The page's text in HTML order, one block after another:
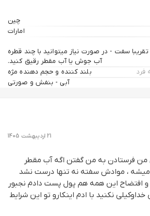
چین
امارات
سفت - در صورت نیاز میتوانید با چند قطره
آب جوش یا آب مقطر رقیق کنید.
فرد
بلند کننده و حجم دهنده مژه
آبی - بنفش و صورتی
21 اردیبهشت 1405
فرستادن به من گفتن اگه آب مقطر
، موادش سفته نه تنها درست نشد
و افتضاح این همه هم پول پست دادم نجبور
نکنید با ادم اینکارو تو این شرایط